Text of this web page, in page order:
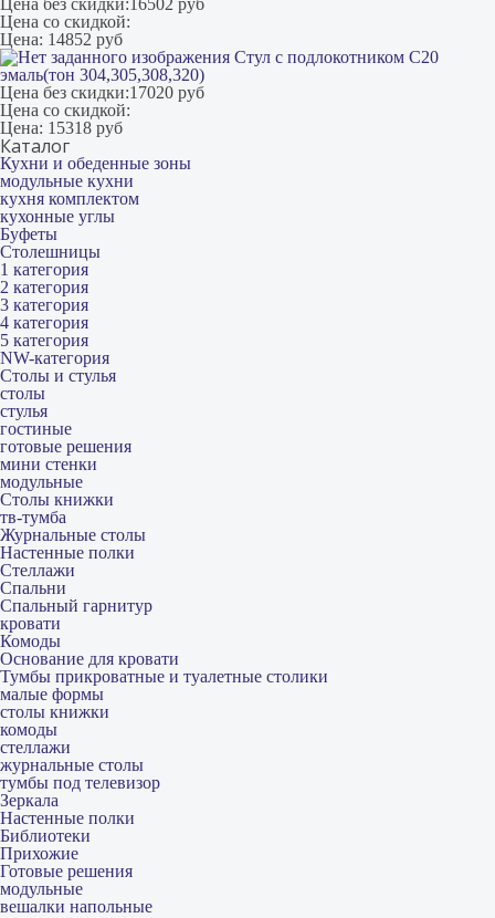
Цена без скидки:16502 руб
Цена со скидкой:
Цена: 14852 руб
Стул с подлокотником С20
эмаль(тон 304,305,308,320)
Цена без скидки:17020 руб
Цена со скидкой:
Цена: 15318 руб
Каталог
Кухни и обеденные зоны
модульные кухни
кухня комплектом
кухонные углы
Буфеты
Столешницы
1 категория
2 категория
3 категория
4 категория
5 категория
NW-категория
Столы и стулья
столы
стулья
гостиные
готовые решения
мини стенки
модульные
Столы книжки
тв-тумба
Журнальные столы
Настенные полки
Стеллажи
Спальни
Спальный гарнитур
кровати
Комоды
Основание для кровати
Тумбы прикроватные и туалетные столики
малые формы
столы книжки
комоды
стеллажи
журнальные столы
тумбы под телевизор
Зеркала
Настенные полки
Библиотеки
Прихожие
Готовые решения
модульные
вешалки напольные